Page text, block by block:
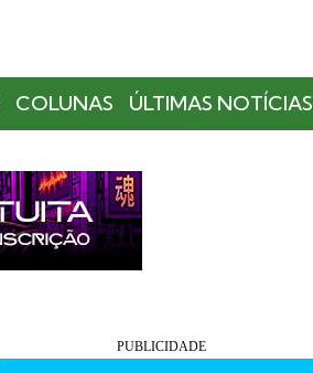
COLUNAS ÚLTIMAS NOTÍCIAS